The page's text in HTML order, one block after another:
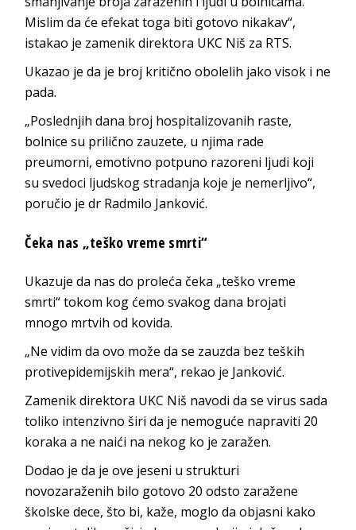
Mislim da će efekat toga biti gotovo nikakav“,
istakao je zamenik direktora UKC Niš za RTS.
Ukazao je da je broj kritično obolelih jako visok i ne
pada.
„Poslednjih dana broj hospitalizovanih raste,
bolnice su prilično zauzete, u njima rade
preumorni, emotivno potpuno razoreni ljudi koji
su svedoci ljudskog stradanja koje je nemerljivo“,
poručio je dr Radmilo Janković.
Čeka nas „teško vreme smrti“
Ukazuje da nas do proleća čeka „teško vreme
smrti“ tokom kog ćemo svakog dana brojati
mnogo mrtvih od kovida.
„Ne vidim da ovo može da se zauzda bez teških
protivepidemijskih mera“, rekao je Janković.
Zamenik direktora UKC Niš navodi da se virus sada
toliko intenzivno širi da je nemoguće napraviti 20
koraka a ne naići na nekog ko je zaražen.
Dodao je da je ove jeseni u strukturi
novozaraženih bilo gotovo 20 odsto zaražene
školske dece, što bi, kaže, moglo da objasni kako